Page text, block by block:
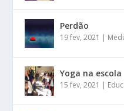
Perdão
19 fev, 2021 |
Yoga na escola
15 fev, 2021 |